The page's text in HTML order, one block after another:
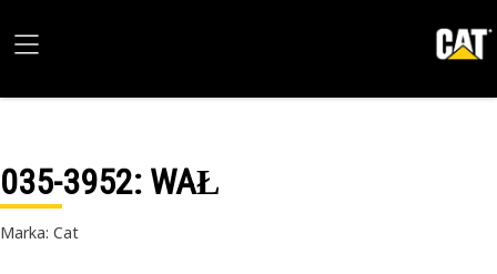
035-3952: WAŁ
Marka: Cat